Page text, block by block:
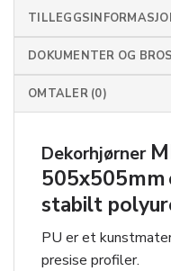
DOKUMENTER OG
OMTALER (0)
Dekorhjørner
505x505mm
stabilt
PU er et
presise profiler.